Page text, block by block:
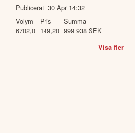
Publicerat:30 Apr 14:32
Volym
6702,0
Pris
149,20
Summa
999 938 SEK
Visa fler